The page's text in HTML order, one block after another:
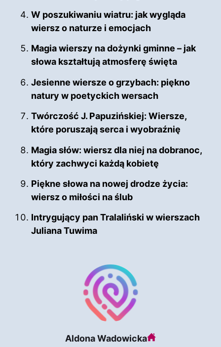
W poszukiwaniu wiatru: jak wygląda
wiersz o naturze i emocjach
Magia wierszy na dożynki gminne – jak
słowa kształtują atmosferę święta
Jesienne wiersze o grzybach: piękno
natury w poetyckich wersach
Twórczość J. Papuzińskiej: Wiersze,
które poruszają serca i wyobraźnię
Magia słów: wiersz dla niej na dobranoc,
który zachwyci każdą kobietę
Piękne słowa na nowej drodze życia:
wiersz o miłości na ślub
Intrygujący pan Tralaliński w wierszach
Juliana Tuwima
Aldona Wadowicka